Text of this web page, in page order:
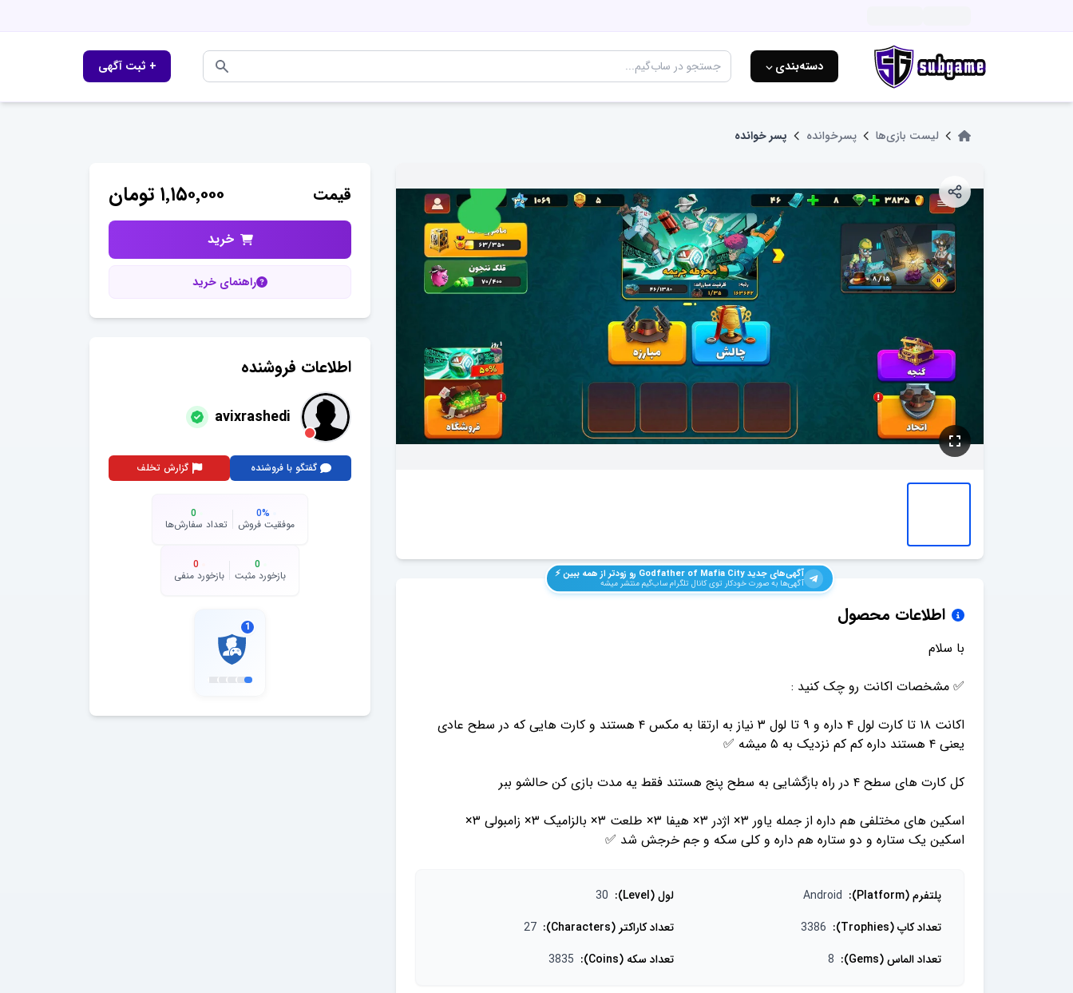
دسته‌بندی ⌵ + ثبت آگهی
لیست بازی‌ها پسرخوانده پسر خوانده
آگهی‌های جدیدGodfather of Mafia City رو زودتر از همه ببین ⚡️
آگهی‌ها به صورت خودکار توی کانال تلگرام ساب‌گیم منتشر میشه
اطلاعات محصول
اکانت ۱۸ تا کارت لول ۴ داره و ۹ تا لول ۳ نیاز به ارتقا به مکس ۴ هستند و کارت هایی که در سطح عادی
اسکین یک ستاره‌ و دو ستاره هم داره و کلی سکه و جم خرجش شد ✅
پلتفرم (Platform) :
Android لول (Level) :
30
تعداد کاپ (Trophies)
:
3386 تعداد کاراکتر (Characters) :
27
تعداد الماس (Gems)
:
8 تعداد سکه (Coins) :
3835
قیمت ۱٬۱۵۰٬۰۰۰ تومان
خرید
راهنمای خرید
اطلاعات فروشنده
avixrashedi
گفتگو با فروشنده گزارش تخلف
0%
موفقیت فروش
0
تعداد سفارش‌ها
0
بازخورد مثبت
0
بازخورد منفی
1